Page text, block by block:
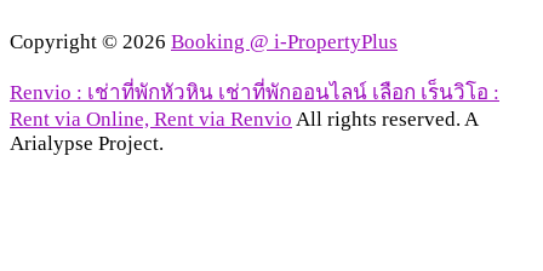
Copyright © 2026 Booking @ i-PropertyPlus
Renvio : เช่าที่พักหัวหิน เช่าที่พักออนไลน์ เลือก เร็นวิโอ :
Rent via Online, Rent via Renvio All rights reserved. A
Arialypse Project.